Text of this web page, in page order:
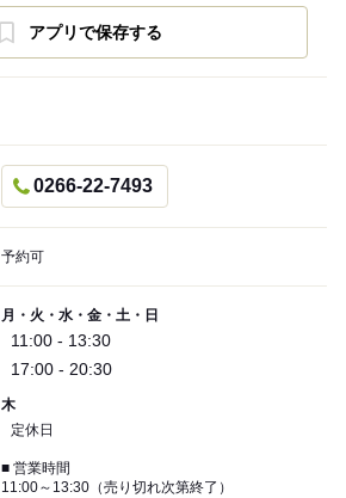
アプリで保存する
0266-22-7493
予約可
月・火・水・金・土・日
11:00 - 13:30
17:00 - 20:30
木
定休日
■ 営業時間
11:00～13:30（売り切れ次第終了）